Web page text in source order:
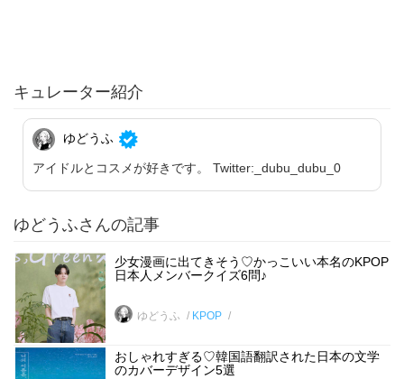
キュレーター紹介
ゆどうふ
アイドルとコスメが好きです。 Twitter:_dubu_dubu_0
ゆどうふさんの記事
少女漫画に出てきそう♡かっこいい本名のKPOP
日本人メンバークイズ6問♪
ゆどうふ KPOP
おしゃれすぎる♡韓国語翻訳された日本の文学
のカバーデザイン5選